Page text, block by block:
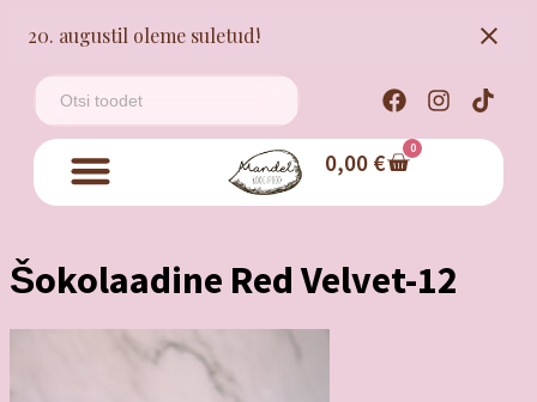
20. augustil oleme suletud!
0,00 € 0
Šokolaadine Red Velvet-12